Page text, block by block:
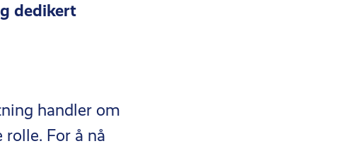
dedikert
handler om
For å nå